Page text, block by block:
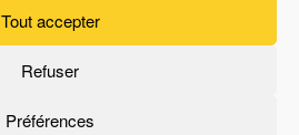
Tout accepter
Refuser
Préférences